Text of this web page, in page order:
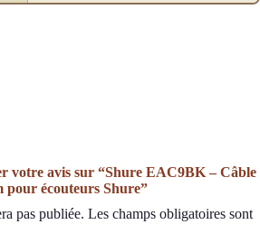
votre avis sur “Shure EAC9BK – Câble
pour écouteurs Shure”
pas publiée. Les champs obligatoires sont